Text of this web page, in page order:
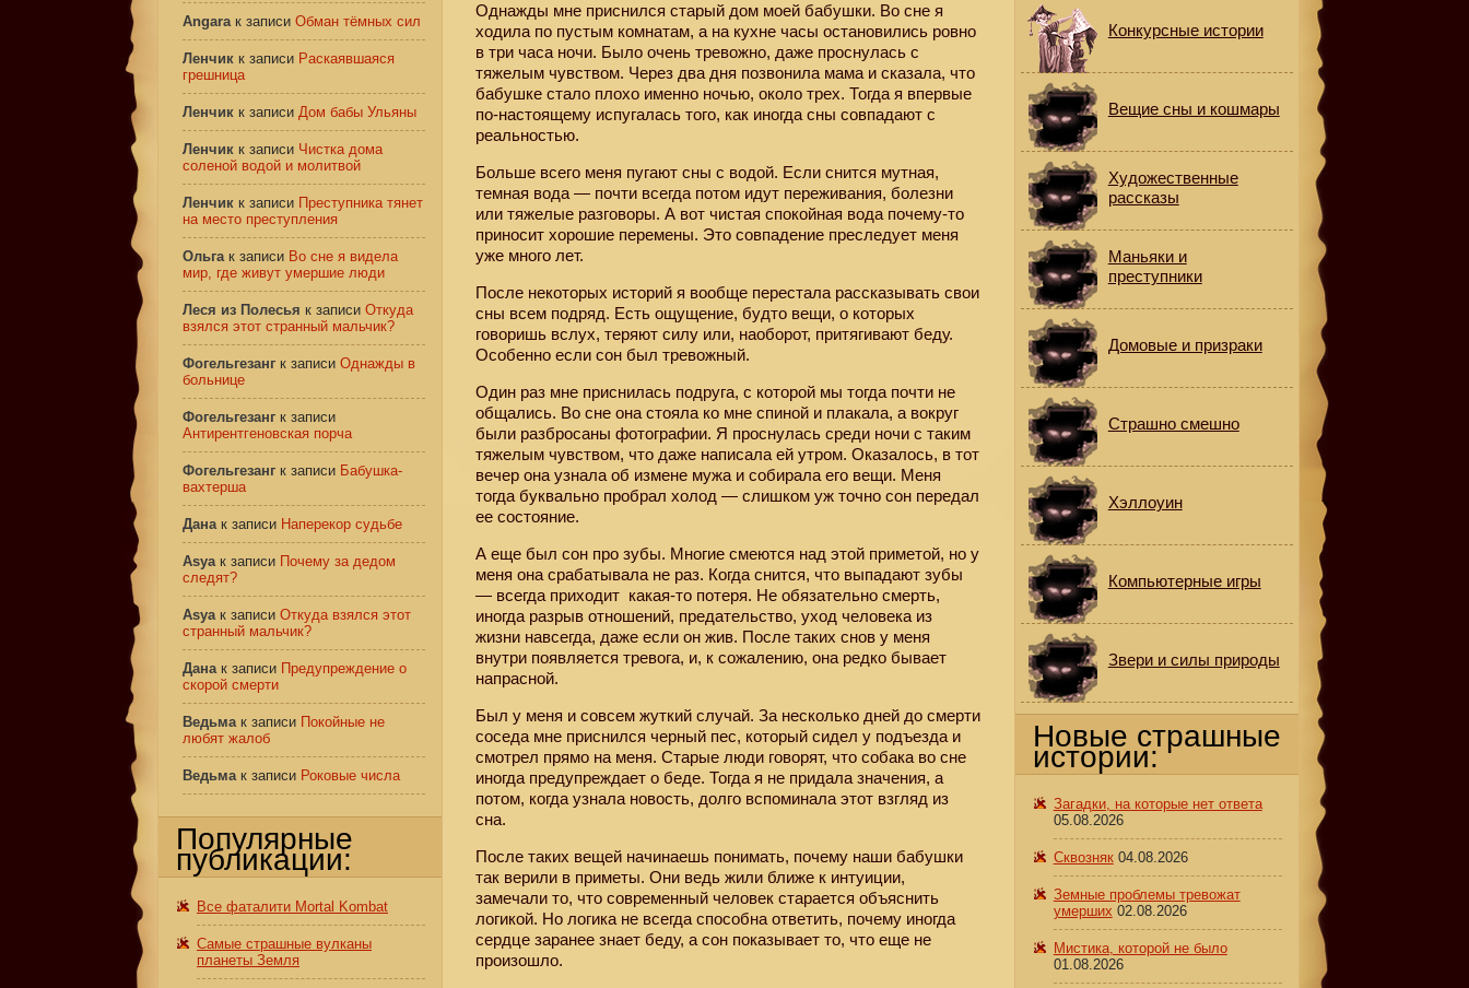
Однажды мне приснился старый дом моей бабушки. Во сне я
ходила по пустым комнатам, а на кухне часы остановились ровно
в три часа ночи. Было очень тревожно, даже проснулась с
тяжелым чувством. Через два дня позвонила мама и сказала, что
бабушке стало плохо именно ночью, около трех. Тогда я впервые
по-настоящему испугалась того, как иногда сны совпадают с
реальностью.
Больше всего меня пугают сны с водой. Если снится мутная,
темная вода — почти всегда потом идут переживания, болезни
или тяжелые разговоры. А вот чистая спокойная вода почему-то
приносит хорошие перемены. Это совпадение преследует меня
уже много лет.
После некоторых историй я вообще перестала рассказывать свои
сны всем подряд. Есть ощущение, будто вещи, о которых
говоришь вслух, теряют силу или, наоборот, притягивают беду.
Особенно если сон был тревожный.
Один раз мне приснилась подруга, с которой мы тогда почти не
общались. Во сне она стояла ко мне спиной и плакала, а вокруг
были разбросаны фотографии. Я проснулась среди ночи с таким
тяжелым чувством, что даже написала ей утром. Оказалось, в тот
вечер она узнала об измене мужа и собирала его вещи. Меня
тогда буквально пробрал холод — слишком уж точно сон передал
ее состояние.
А еще был сон про зубы. Многие смеются над этой приметой, но у
меня она срабатывала не раз. Когда снится, что выпадают зубы
— всегда приходит какая-то потеря. Не обязательно смерть,
иногда разрыв отношений, предательство, уход человека из
жизни навсегда, даже если он жив. После таких снов у меня
внутри появляется тревога, и, к сожалению, она редко бывает
напрасной.
Был у меня и совсем жуткий случай. За несколько дней до смерти
соседа мне приснился черный пес, который сидел у подъезда и
смотрел прямо на меня. Старые люди говорят, что собака во сне
иногда предупреждает о беде. Тогда я не придала значения, а
потом, когда узнала новость, долго вспоминала этот взгляд из
сна.
После таких вещей начинаешь понимать, почему наши бабушки
так верили в приметы. Они ведь жили ближе к интуиции,
замечали то, что современный человек старается объяснить
логикой. Но логика не всегда способна ответить, почему иногда
сердце заранее знает беду, а сон показывает то, что еще не
произошло.
Angaraк записи Обман тёмных сил
Ленчик к записи Раскаявшаяся
грешница
Ленчик к записи Дом бабы Ульяны
Ленчик к записи Чистка дома
соленой водой и молитвой
Ленчик к записи Преступника тянет
на место преступления
Ольгак записи Во сне я видела
мир, где живут умершие люди
Леся из Полесья к записи Откуда
взялся этот странный мальчик?
Фогельгезанг к записи Однажды в
больнице
Фогельгезанг к записи
Антирентгеновская порча
Фогельгезанг к записи Бабушка-
вахтерша
Данак записи Наперекор судьбе
Asyaк записи Почему за дедом
следят?
Asyaк записи Откуда взялся этот
странный мальчик?
Данак записи Предупреждение о
скорой смерти
Ведьмак записи Покойные не
любят жалоб
Ведьмак записи Роковые числа
Популярные
публикации:
Все фаталити Mortal Kombat
Самые страшные вулканы
планеты Земля
Конкурсные истории
Вещие сны и кошмары
Художественные
рассказы
Маньяки и
преступники
Домовые и призраки
Страшно смешно
Хэллоуин
Компьютерные игры
Звери и силы природы
Новые страшные
истории:
Загадки, на которые нет ответа
05.08.2026
Сквозняк 04.08.2026
Земные проблемы тревожат
умерших 02.08.2026
Мистика, которой не было
01.08.2026